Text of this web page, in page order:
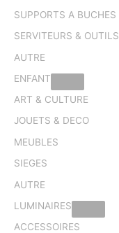
SUPPORTS A BUCHES
SERVITEURS & OUTILS
AUTRE
ENFANT
ART & CULTURE
JOUETS & DECO
MEUBLES
SIEGES
AUTRE
LUMINAIRES
ACCESSOIRES